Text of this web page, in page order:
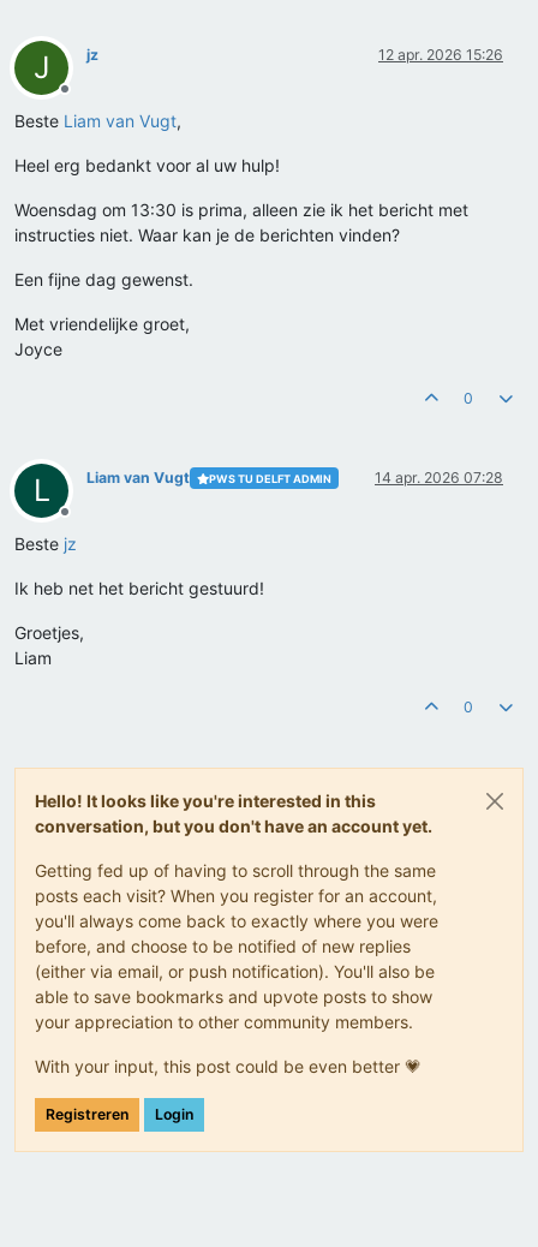
J
Offline
jz 12 apr. 2026 15:26
Beste Liam van Vugt,
Heel erg bedankt voor al uw hulp!
Woensdag om 13:30 is prima, alleen zie ik het bericht met
instructies niet. Waar kan je de berichten vinden?
Een fijne dag gewenst.
Met vriendelijke groet,
Joyce
0
L
Offline
Liam van Vugt PWS TU DELFT ADMIN 14 apr. 2026 07:28
Beste jz
Ik heb net het bericht gestuurd!
Groetjes,
Liam
0
Hello! It looks like you're interested in this
conversation, but you don't have an account yet.
Getting fed up of having to scroll through the same
posts each visit? When you register for an account,
you'll always come back to exactly where you were
before, and choose to be notified of new replies
(either via email, or push notification). You'll also be
able to save bookmarks and upvote posts to show
your appreciation to other community members.
With your input, this post could be even better 💗
Registreren Login